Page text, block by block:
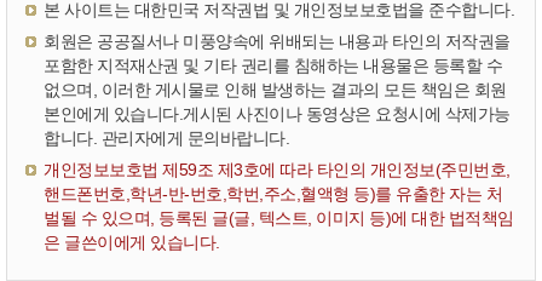
본 사이트는 대한민국 저작권법 및 개인정보보호법을 준수합니다.
회원은 공공질서나 미풍양속에 위배되는 내용과 타인의 저작권을
포함한 지적재산권 및 기타 권리를 침해하는 내용물은 등록할 수
없으며, 이러한 게시물로 인해 발생하는 결과의 모든 책임은 회원
본인에게 있습니다.게시된 사진이나 동영상은 요청시에 삭제가능
합니다. 관리자에게 문의바랍니다.
개인정보보호법 제59조 제3호에 따라 타인의 개인정보(주민번호,
핸드폰번호,학년-반-번호,학번,주소,혈액형 등)를 유출한 자는 처
벌될 수 있으며, 등록된 글(글, 텍스트, 이미지 등)에 대한 법적책임
은 글쓴이에게 있습니다.